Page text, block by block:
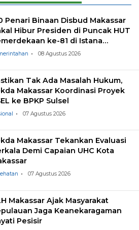
Penari Binaan Disbud Makassar
Hibur Presiden di Puncak HUT
ke-81 di Istana
08 Agustus 2026
Tak Ada Masalah Hukum,
Makassar Koordinasi Proyek
ke BPKP Sulsel
07 Agustus 2026
Makassar Tekankan Evaluasi
Demi Capaian UHC Kota
07 Agustus 2026
Makassar Ajak Masyarakat
Jaga Keanekaragaman
Pesisir